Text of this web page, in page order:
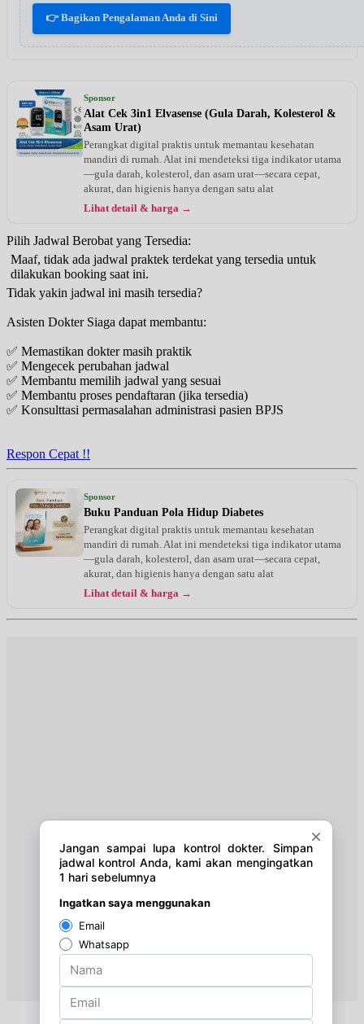
👉 Bagikan Pengalaman Anda di Sini
Sponsor
Alat Cek 3in1 Elvasense (Gula Darah, Kolesterol &
Asam Urat)
Perangkat digital praktis untuk memantau kesehatan
mandiri di rumah. Alat ini mendeteksi tiga indikator utama
—gula darah, kolesterol, dan asam urat—secara cepat,
akurat, dan higienis hanya dengan satu alat
Lihat detail & harga →
Pilih Jadwal Berobat yang Tersedia:
Maaf, tidak ada jadwal praktek terdekat yang tersedia untuk
dilakukan booking saat ini.
Tidak yakin jadwal ini masih tersedia?
Asisten Dokter Siaga dapat membantu:
✅ Memastikan dokter masih praktik
✅ Mengecek perubahan jadwal
✅ Membantu memilih jadwal yang sesuai
✅ Membantu proses pendaftaran (jika tersedia)
✅ Konsulttasi permasalahan administrasi pasien BPJS
Respon Cepat !!
Sponsor
Buku Panduan Pola Hidup Diabetes
Perangkat digital praktis untuk memantau kesehatan
mandiri di rumah. Alat ini mendeteksi tiga indikator utama
—gula darah, kolesterol, dan asam urat—secara cepat,
akurat, dan higienis hanya dengan satu alat
Lihat detail & harga →